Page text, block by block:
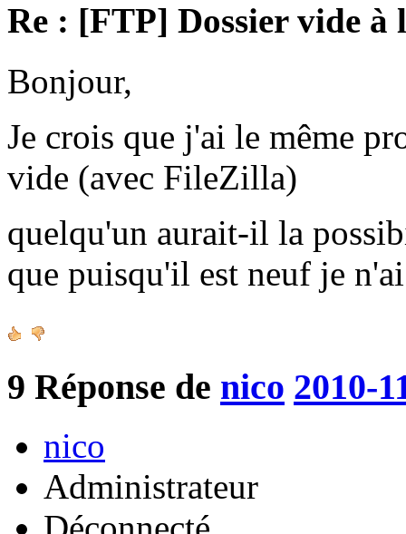
Re : [FTP] Dossier vide à
Bonjour,
Je crois que j'ai le même
vide (avec FileZilla)
quelqu'un aurait-il la
que puisqu'il est neuf je
9 Réponse de nico 2010-
nico
Administrateur